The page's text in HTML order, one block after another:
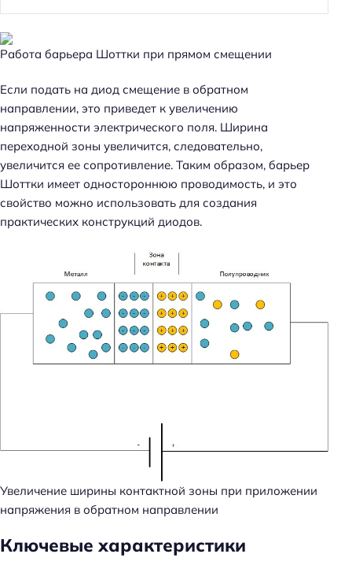
Работа барьера Шоттки при прямом смещении
Если подать на диод смещение в обратном
направлении, это приведет к увеличению
напряженности электрического поля. Ширина
переходной зоны увеличится, следовательно,
увеличится ее сопротивление. Таким образом, барьер
Шоттки имеет одностороннюю проводимость, и это
свойство можно использовать для создания
практических конструкций диодов.
Увеличение ширины контактной зоны при приложении
напряжения в обратном направлении
Ключевые характеристики
а